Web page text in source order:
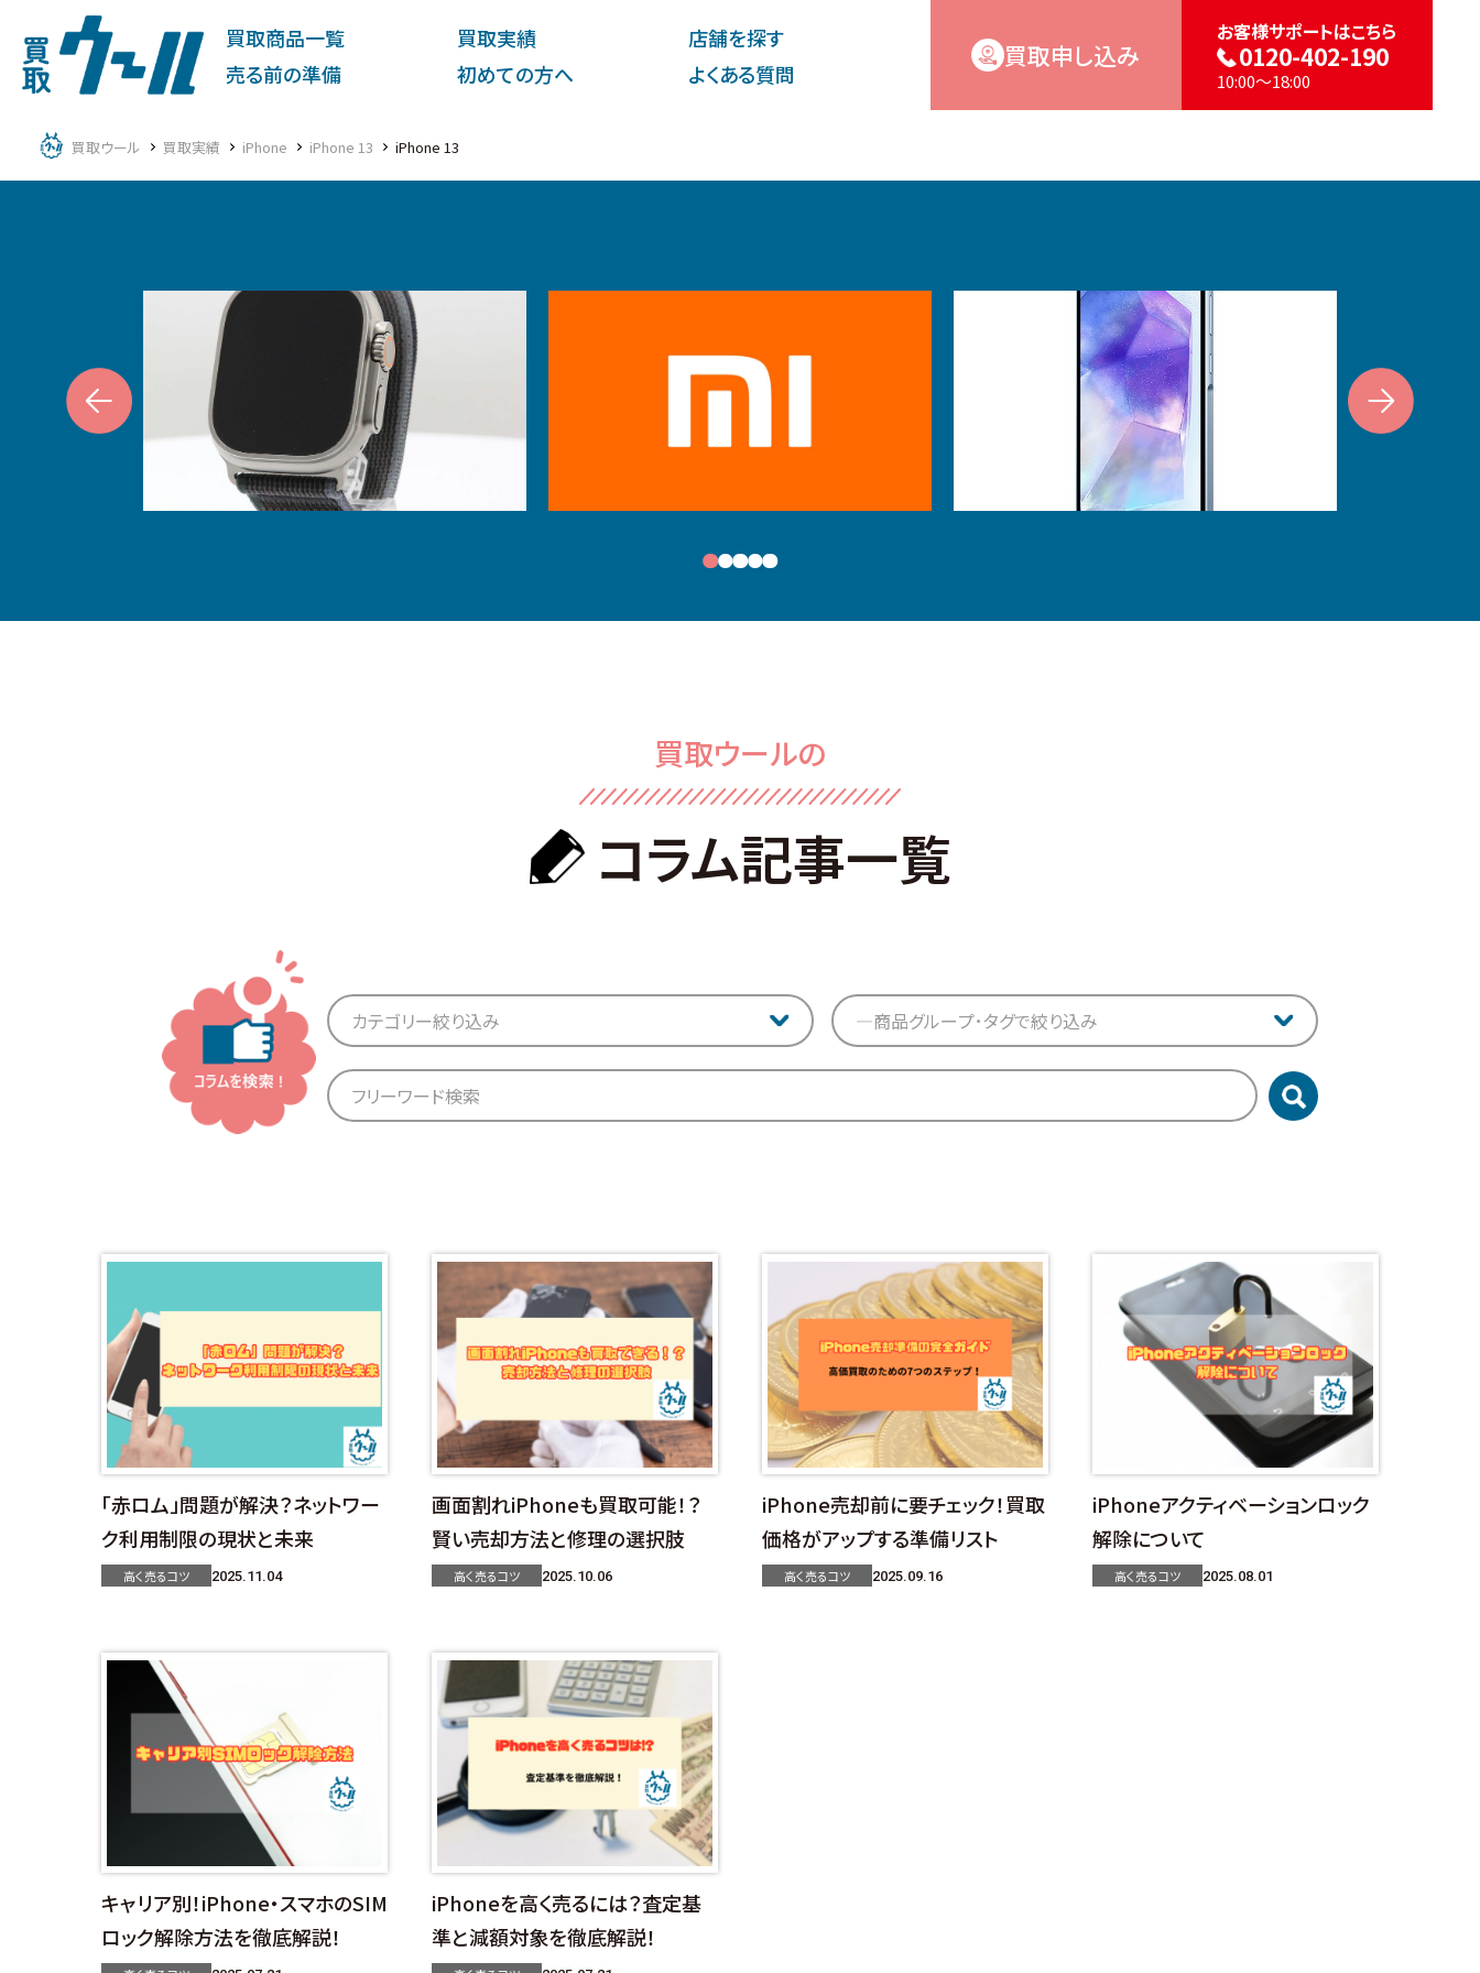
買取商品一覧 買取実績
店舗を探す
売る前の準備
初めての⽅へ よくある質問
買取申し込み
お客様サポートはこちら
0120-402-190
10:00～18:00
買取ウール 買取実績 iPhone iPhone 13 iPhone 13
買取ウールの
コラム記事⼀覧
「赤ロム」問題が解決？ネットワー
ク利用制限の現状と未来
高く売るコツ 2025.11.04
画面割れiPhoneも買取可能！？
賢い売却方法と修理の選択肢
高く売るコツ 2025.10.06
iPhone売却前に要チェック！買取
価格がアップする準備リスト
高く売るコツ 2025.09.16
iPhoneアクティベーションロック
解除について
高く売るコツ 2025.08.01
キャリア別！iPhone・スマホのSIM
ロック解除方法を徹底解説！
iPhoneを高く売るには？査定基
準と減額対象を徹底解説！